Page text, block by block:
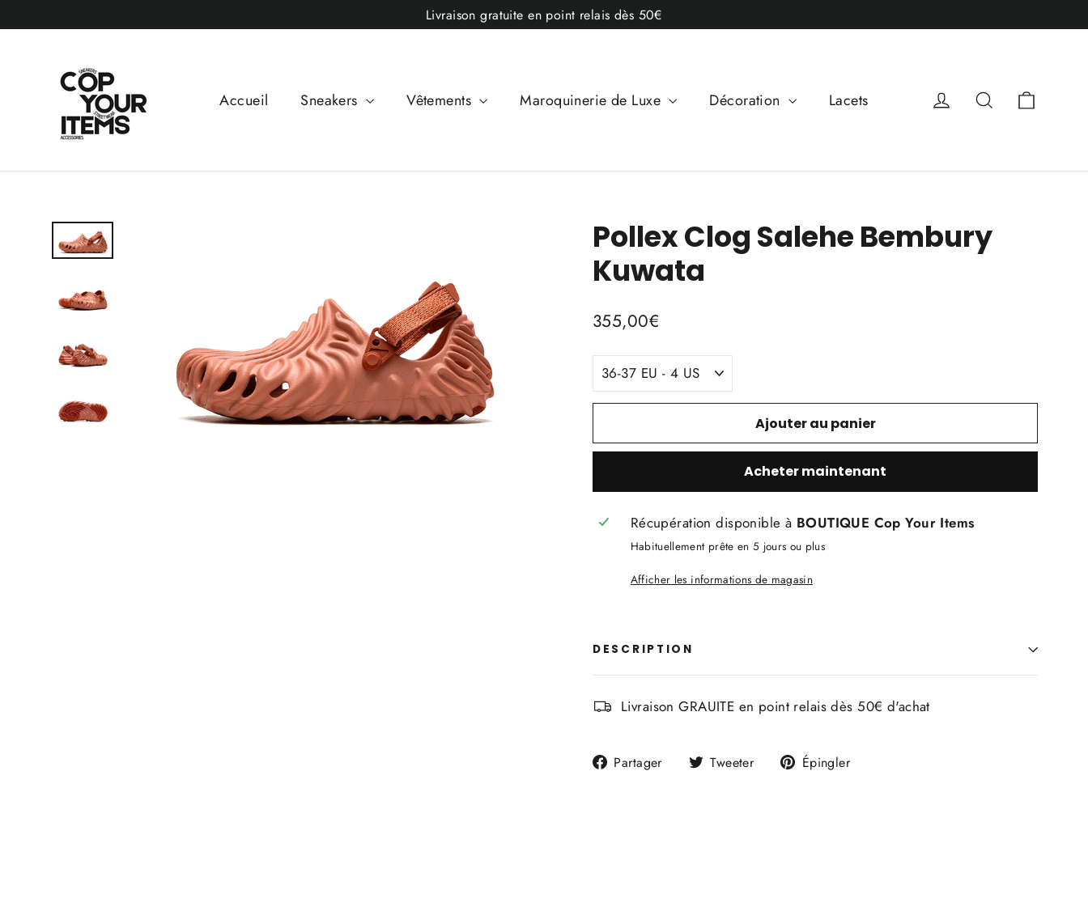
au
Livraison gratuite en point relais dès 50€
Accueil Sneakers Vêtements Maroquinerie de Luxe Décoration Lacets Se connecter
Rechercher
Pollex Clog Salehe Bembury
Kuwata
Prix
355,00€
TITLE
Ajouter au panier
Acheter maintenant
Récupération disponible à BOUTIQUE Cop Your Items
Habituellement prête en 5 jours ou plus
Afficher les informations de magasin
DESCRIPTION
Livraison GRAUITE en point relais dès 50€ d'achat
Partager
PartagerTweeter
TweeterÉpingler